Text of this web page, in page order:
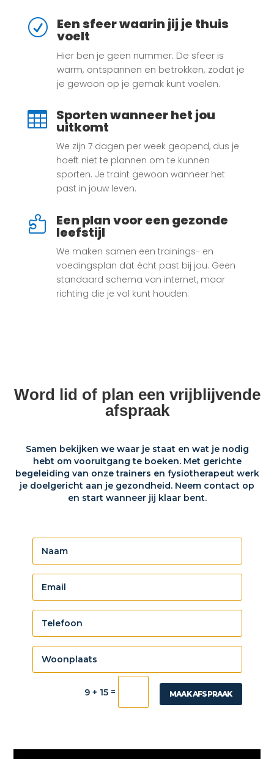
R Een sfeer waarin jij je thuis
voelt
Hier ben je geen nummer. De sfeer is
warm, ontspannen en betrokken, zodat je
je gewoon op je gemak kunt voelen.
 Sporten wanneer het jou
uitkomt
We zijn 7 dagen per week geopend, dus je
hoeft niet te plannen om te kunnen
sporten. Je traint gewoon wanneer het
past in jouw leven.
 Een plan voor een gezonde
leefstijl
We maken samen een trainings- en
voedingsplan dat écht past bij jou. Geen
standaard schema van internet, maar
richting die je vol kunt houden.
Word lid of plan een vrijblijvende
afspraak
Samen bekijken we waar je staat en wat je nodig
hebt om vooruitgang te boeken. Met gerichte
begeleiding van onze trainers en fysiotherapeut werk
je doelgericht aan je gezondheid. Neem contact op
en start wanneer jij klaar bent.
9 + 15= MAAK AFSPRAAK